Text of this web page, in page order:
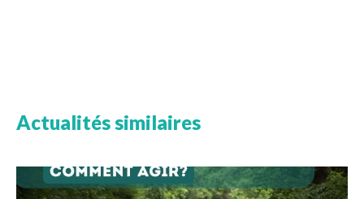
Actualités similaires